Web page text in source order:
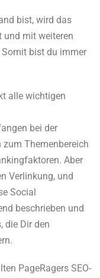
bist, wird das
und mit weiteren
bist du immer
alle wichtigen
bei der
Themenbereich
Aber
Verlinkung, und
Social
beschrieben und
die Dir den
PageRagers SEO-